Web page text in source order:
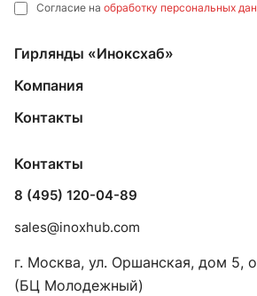
Согласие на обработку персональных
Гирлянды «Иноксхаб»
Компания
Контакты
Контакты
8 (495) 120-04-89
sales@inoxhub.com
г. Москва, ул. Оршанская, дом 5,
(БЦ Молодежный)